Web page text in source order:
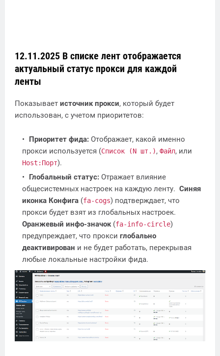
12.11.2025 В списке лент отображается
актуальный статус прокси для каждой
ленты
Показывает источник прокси, который будет
использован, с учетом приоритетов:
Приоритет фида: Отображает, какой именно
прокси используется (Список (N шт.), Файл, или
Host:Порт).
Глобальный статус: Отражает влияние
общесистемных настроек на каждую ленту. Синяя
иконка Конфига (fa-cogs) подтверждает, что
прокси будет взят из глобальных настроек.
Оранжевый инфо-значок(fa-info-circle)
предупреждает, что прокси глобально
деактивирован и не будет работать, перекрывая
любые локальные настройки фида.